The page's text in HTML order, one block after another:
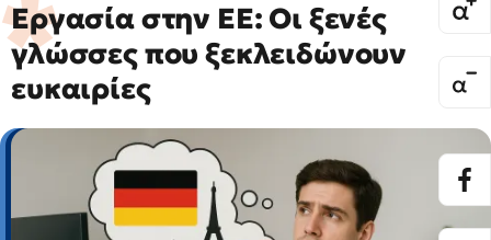
Εργασία στην ΕΕ: Οι ξενές
γλώσσες που ξεκλειδώνουν
ευκαιρίες